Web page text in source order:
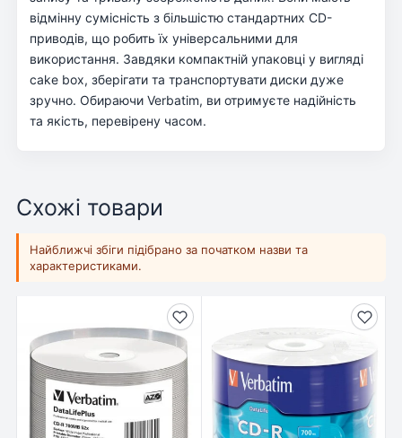
відмінну сумісність з більшістю стандартних CD-
приводів, що робить їх універсальними для
використання. Завдяки компактній упаковці у вигляді
cake box, зберігати та транспортувати диски дуже
зручно. Обираючи Verbatim, ви отримуєте надійність
та якість, перевірену часом.
Схожі товари
Найближчі збіги підібрано за початком назви та
характеристиками.